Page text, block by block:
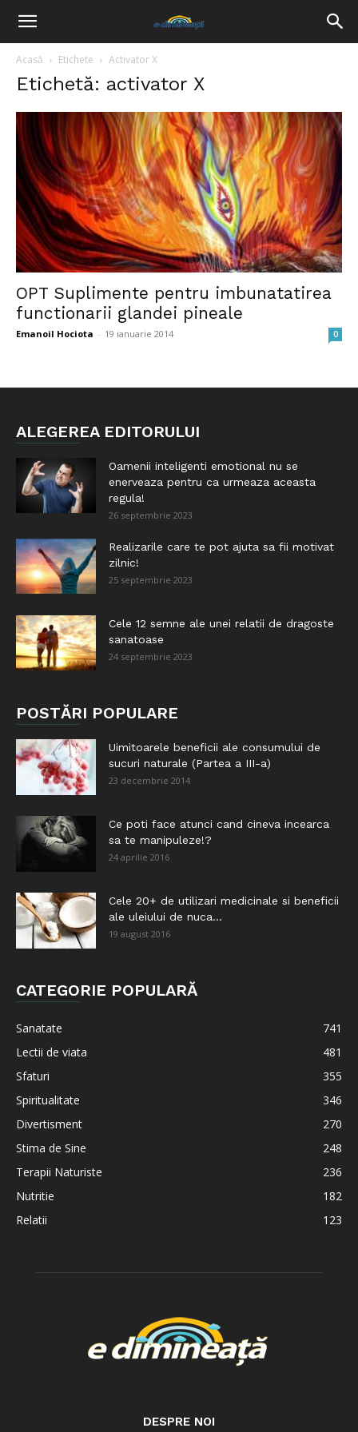
Acasă Etichete Activator X
Etichetă: activator X
OPT Suplimente pentru imbunatatirea
functionarii glandei pineale
Emanoil Hociota - 19 ianuarie 2014 0
ALEGEREA EDITORULUI
Oamenii inteligenti emotional nu se
enerveaza pentru ca urmeaza aceasta
regula!
26 septembrie 2023
Realizarile care te pot ajuta sa fii motivat
zilnic!
25 septembrie 2023
Cele 12 semne ale unei relatii de dragoste
sanatoase
24 septembrie 2023
POSTĂRI POPULARE
Uimitoarele beneficii ale consumului de
sucuri naturale (Partea a III-a)
23 decembrie 2014
Ce poti face atunci cand cineva incearca
sa te manipuleze!?
24 aprilie 2016
Cele 20+ de utilizari medicinale si beneficii
ale uleiului de nuca...
19 august 2016
CATEGORIE POPULARĂ
Sanatate
741
Lectii de viata
481
Sfaturi
355
Spiritualitate
346
Divertisment
270
Stima de Sine
248
Terapii Naturiste
236
Nutritie
182
Relatii
123
DESPRE NOI